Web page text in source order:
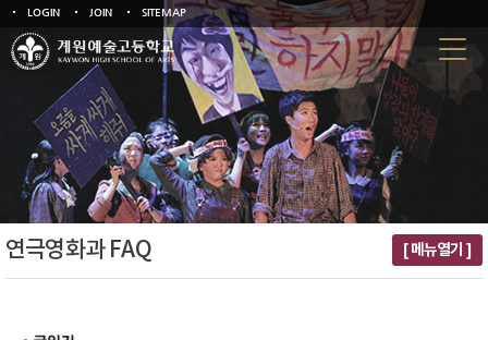
LOGIN JOIN SITEMAP
연극영화과 FAQ [ 메뉴열기 ]